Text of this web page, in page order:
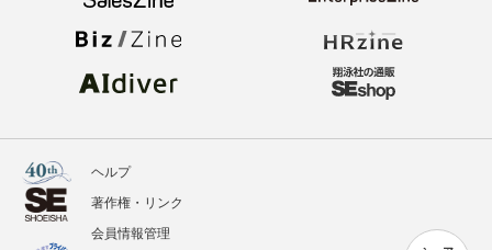
ヘルプ
著作権・リンク
会員情報管理